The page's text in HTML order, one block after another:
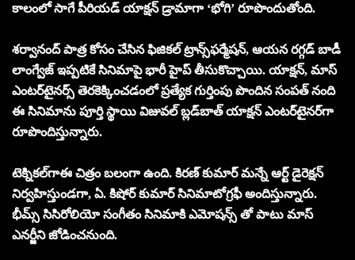
కాలంలో సాగే పీరియడ్ యాక్షన్ డ్రామాగా ‘భోగి’ రూపొందుతోంది.
శర్వానంద్ పాత్ర కోసం చేసిన ఫిజికల్ ట్రాన్స్‌ఫర్మేషన్, ఆయన రగ్గడ్ బాడీ
లాంగ్వేజ్ ఇప్పటికే సినిమాపై భారీ హైప్ తీసుకొచ్చాయి. యాక్షన్, మాస్
ఎంటర్‌టైనర్స్ తెరకెక్కించడంలో ప్రత్యేక గుర్తింపు పొందిన సంపత్ నంది
ఈ సినిమాను పూర్తి స్థాయి విజువల్ బ్లడ్‌బాత్ యాక్షన్ ఎంటర్‌టైనర్‌గా
రూపొందిస్తున్నారు.
టెక్నికల్‌గాఈ చిత్రం బలంగా ఉంది. కిరణ్ కుమార్ మన్నే ఆర్ట్ డైరెక్షన్
నిర్వహిస్తుండగా, ఏ. కిషోర్ కుమార్ సినిమాటోగ్రఫీ అందిస్తున్నారు.
భీమ్స్ సిసిరోలియో సంగీతం సినిమాకి ఎమోషన్స్ తో పాటు మాస్
ఎనర్జీని జోడించనుంది.